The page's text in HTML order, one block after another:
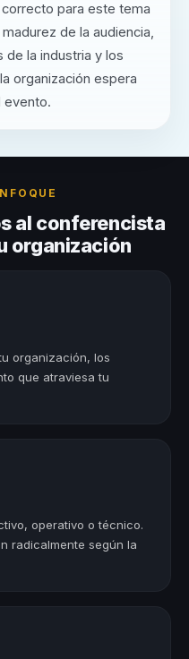
para este tema
de la audiencia,
la industria y los
organización espera
evento.
al conferencista
organización
organización, los
que atraviesa tu
operativo o técnico.
radicalmente según la